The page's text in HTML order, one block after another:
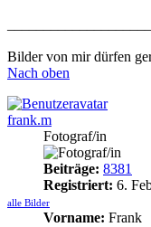
Bilder von mir dürfen
Nach oben
frank.m
Fotograf/in
Beiträge: 8381
Registriert: 6.
alle Bilder
Vorname: Frank